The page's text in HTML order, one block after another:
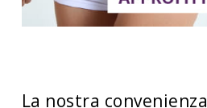
La nostra convenienza